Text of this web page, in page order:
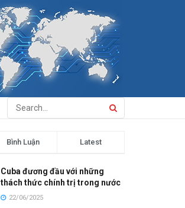
Bình Luận Latest
Cuba đương đầu với những
thách thức chính trị trong nước
22/06/2025